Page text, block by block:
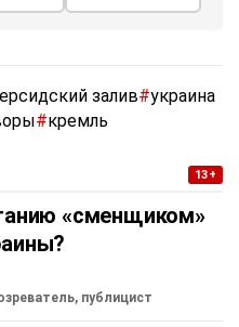
залив#украина
#кремль
13+
«сменщиком»
публицист